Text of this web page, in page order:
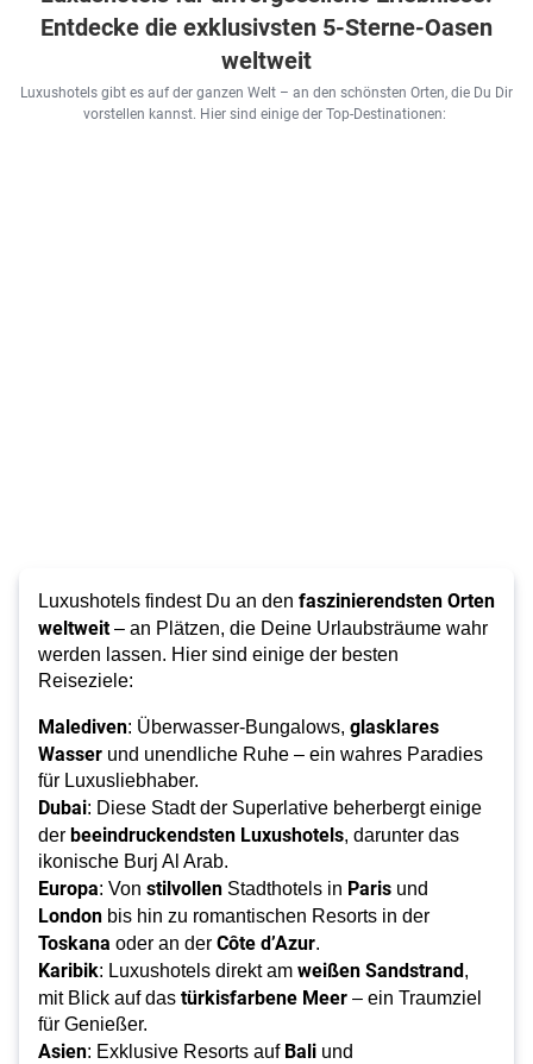
Entdecke die exklusivsten 5-Sterne-Oasen
weltweit
Luxushotels gibt es auf der ganzen Welt – an den schönsten Orten, die Du Dir
vorstellen kannst. Hier sind einige der Top-Destinationen:
Luxushotels findest Du an den faszinierendsten Orten
weltweit– an Plätzen, die Deine Urlaubsträume wahr
werden lassen. Hier sind einige der besten
Reiseziele:
Malediven: Überwasser-Bungalows, glasklares
Wasser und unendliche Ruhe – ein wahres Paradies
für Luxusliebhaber.
Dubai: Diese Stadt der Superlative beherbergt einige
der beeindruckendsten Luxushotels, darunter das
ikonische Burj Al Arab.
Europa: Von stilvollen Stadthotels in Paris und
London bis hin zu romantischen Resorts in der
Toskana oder an der Côte d’Azur.
Karibik: Luxushotels direkt am weißen Sandstrand,
mit Blick auf das türkisfarbene Meer – ein Traumziel
für Genießer.
Asien: Exklusive Resorts auf Bali und